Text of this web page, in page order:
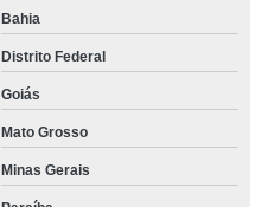
Bahia
Distrito Federal
Goiás
Mato Grosso
Minas Gerais